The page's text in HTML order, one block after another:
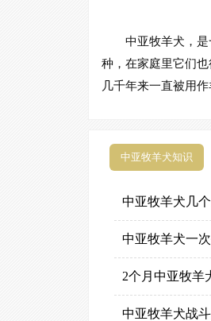
中亚牧羊犬，
种，在家庭里它们
几千年来一直被用
中亚牧羊犬知识
中亚牧羊犬几
中亚牧羊犬一
2个月中亚牧羊
中亚牧羊犬战